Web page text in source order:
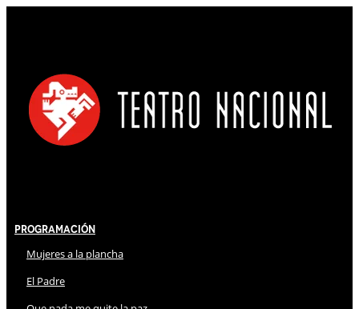
Programación
Mujeres a la plancha
El Padre